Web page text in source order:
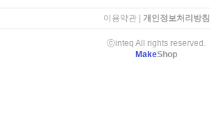
이용약관| 개인정보처리방침
ⓒinteq All rights reserved.
MakeShop